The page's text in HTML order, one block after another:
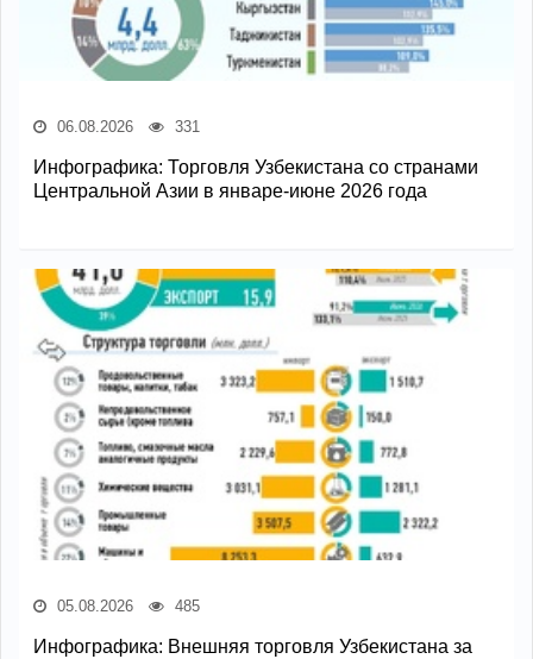
06.08.2026 331
Инфографика: Торговля Узбекистана со странами
Центральной Азии в январе-июне 2026 года
05.08.2026 485
Инфографика: Внешняя торговля Узбекистана за